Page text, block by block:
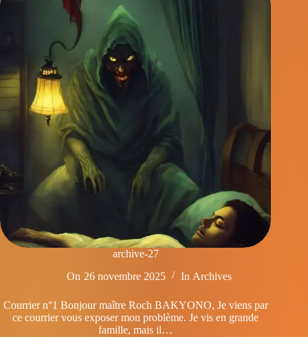
archive-27
On 26 novembre 2025 In Archives
Courrier n°1 Bonjour maître Roch BAKYONO, Je viens par
ce courrier vous exposer mon problème. Je vis en grande
famille, mais il…